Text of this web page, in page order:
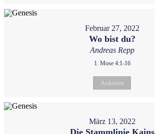
Februar 27, 2022
Wo bist du?
Andreas Repp
1. Mose 4:1-16
Anhören
März 13, 2022
Die Stammlinie Kains